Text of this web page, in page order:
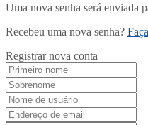
Uma nova senha será enviada
Recebeu uma nova senha?
Registrar nova conta